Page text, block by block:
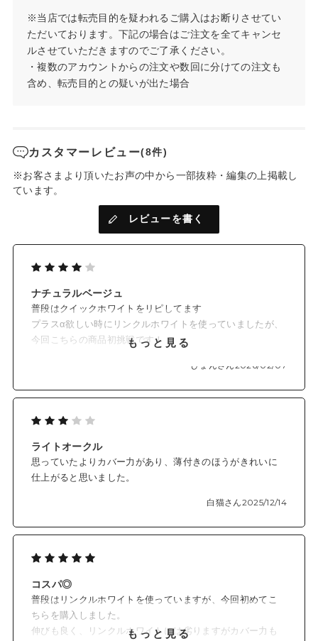
✓ 美容クリームのような贅沢製法
3種のヒト型セラミド
*2 や希少なオーガニック鉱山植物エキス
に加えて、敏感な肌にうるおいを与える2種の保湿成分「酵母エ
キス」「ビオサッカリドガム-1」を追加配合。
乾燥から肌を守ります。
し、より美しい仕上がりを実現。
*1 パッチテスト済み（ただしすべての方に肌トラブルが起きないわけではありま
せん）
*2 セラミドNP、セラミドAP、セラミドNG（保湿成分）
*3 インペラトリア葉エキス、エピロビウムフレイスケリ花/葉/茎エキス（保湿成
※当店では転売目的を疑われるご購入はお断りさせてい
ただいております。下記の場合はご注文を全てキャンセ
ルさせていただきますのでご了承ください。
・複数のアカウントからの注文や数回に分けての注文も
含め、転売目的との疑いが出た場合
カスタマーレビュー(8件)
※お客さまより頂いたお声の中から一部抜粋・編集の上掲載し
ています。
レビューを書く
ナチュラルベージュ
普段はクイックホワイトをリピしてます
プラスα欲しい時にリンクルホワイトを使っていましたが、
今回こちらの商品初挑戦です！
やっぱり毛穴が目立たなくなる感覚が気持ちいいですね！
な？？もう少しソフトな方が好きなので私的理由で★4です
が、商品としては★5でもいいと思います！
もっと見る
ひょんさん2026/02/07
ライトオークル
思っていたよりカバー力があり、薄付きのほうがきれいに
仕上がると思いました。
白猫さん2025/12/14
コスパ◎
普段はリンクルホワイトを使っていますが、今回初めてこ
ちらを購入しました。
伸びも良く、リンクルホワイトには劣りますがカバー力も
もっと見る